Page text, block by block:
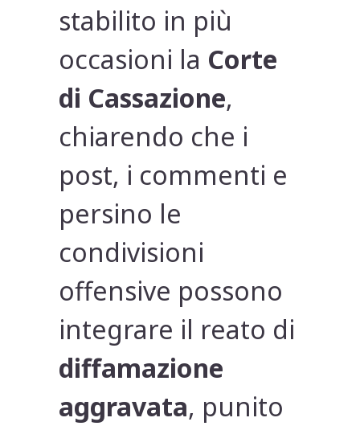
stabilito in più
occasioni la Corte
di Cassazione,
chiarendo che i
post, i commenti e
persino le
condivisioni
offensive possono
integrare il reato di
diffamazione
aggravata, punito